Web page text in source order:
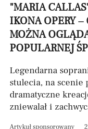
"MARIA
IKONA OPERY
MOŻNA
POPULARNEJ
Legendarna
stulecia, na scenie
dramatyczne
zniewalał i
Artykuł sponsorowany